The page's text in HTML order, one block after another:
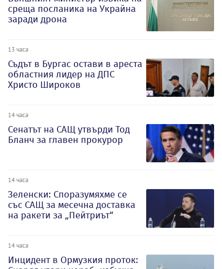
среща посланика на Украйна
заради дрона
13 часа
Съдът в Бургас остави в ареста
областния лидер на ДПС
Христо Широков
14 часа
Сенатът на САЩ утвърди Тод
Бланч за главен прокурор
14 часа
Зеленски: Споразумяхме се
със САЩ за месечна доставка
на ракети за „Пейтриът“
14 часа
Инцидент в Ормузкия проток: